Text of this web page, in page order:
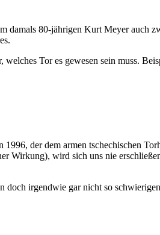
80-jährigen Kurt Meyer auch
Tor es gewesen sein muss.
der dem armen tschechischen
Wirkung), wird sich uns nie
doch irgendwie gar nicht so